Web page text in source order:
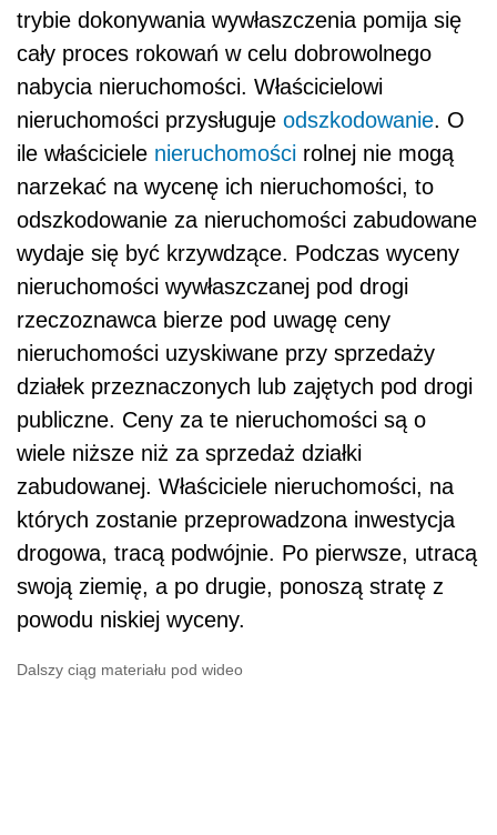
trybie dokonywania wywłaszczenia pomija się
cały proces rokowań w celu dobrowolnego
nabycia nieruchomości. Właścicielowi
nieruchomości przysługuje odszkodowanie. O
ile właściciele nieruchomości rolnej nie mogą
narzekać na wycenę ich nieruchomości, to
odszkodowanie za nieruchomości zabudowane
wydaje się być krzywdzące. Podczas wyceny
nieruchomości wywłaszczanej pod drogi
rzeczoznawca bierze pod uwagę ceny
nieruchomości uzyskiwane przy sprzedaży
działek przeznaczonych lub zajętych pod drogi
publiczne. Ceny za te nieruchomości są o
wiele niższe niż za sprzedaż działki
zabudowanej. Właściciele nieruchomości, na
których zostanie przeprowadzona inwestycja
drogowa, tracą podwójnie. Po pierwsze, utracą
swoją ziemię, a po drugie, ponoszą stratę z
powodu niskiej wyceny.
Dalszy ciąg materiału pod wideo